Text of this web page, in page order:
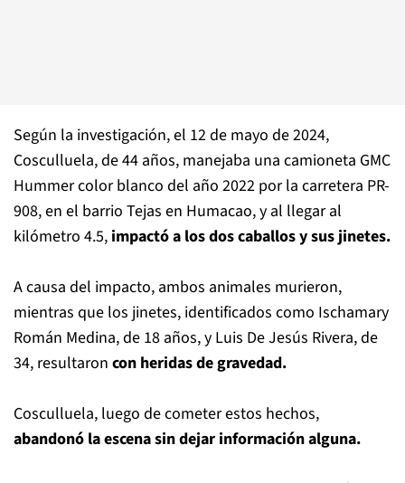
Según la investigación, el 12 de mayo de 2024,
Cosculluela, de 44 años, manejaba una camioneta GMC
Hummer color blanco del año 2022 por la carretera PR-
908, en el barrio Tejas en Humacao, y al llegar al
kilómetro 4.5, impactó a los dos caballos y sus jinetes.
A causa del impacto, ambos animales murieron,
mientras que los jinetes, identificados como Ischamary
Román Medina, de 18 años, y Luis De Jesús Rivera, de
34, resultaron con heridas de gravedad.
Cosculluela, luego de cometer estos hechos,
abandonó la escena sin dejar información alguna.